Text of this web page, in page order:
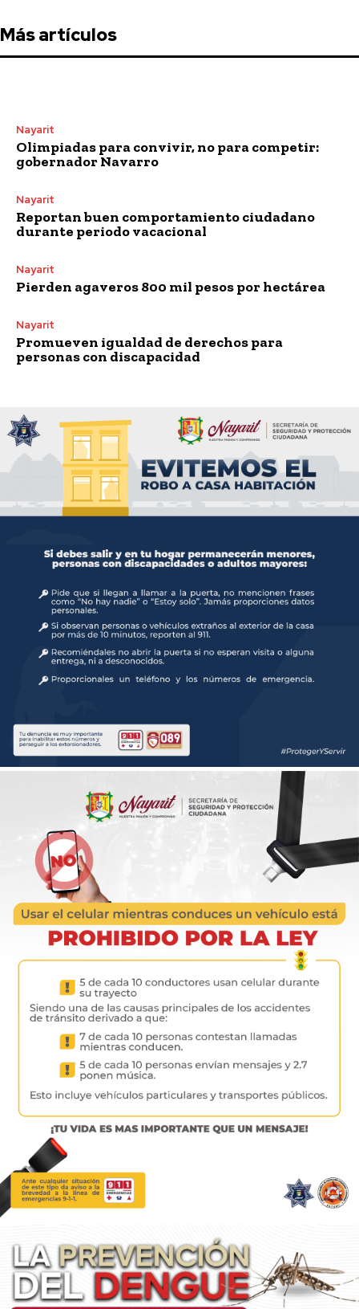
Más artículos
Nayarit
Olimpiadas para convivir, no para competir:
gobernador Navarro
Nayarit
Reportan buen comportamiento ciudadano
durante periodo vacacional
Nayarit
Pierden agaveros 800 mil pesos por hectárea
Nayarit
Promueven igualdad de derechos para
personas con discapacidad